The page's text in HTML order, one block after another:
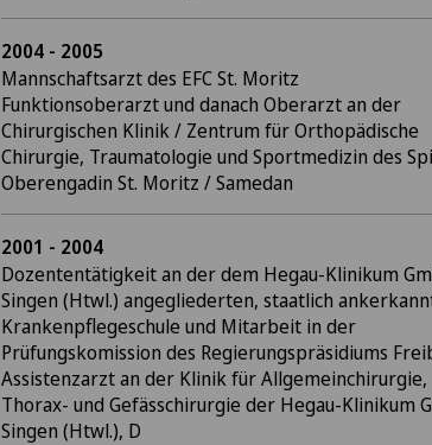
2004 - 2005
Mannschaftsarzt des EFC St. Moritz
Funktionsoberarzt und danach Oberarzt an der
Chirurgischen Klinik / Zentrum für Orthopädische
Chirurgie, Traumatologie und Sportmedizin des
Oberengadin St. Moritz / Samedan
2001 - 2004
Dozententätigkeit an der dem Hegau-Klinikum
Singen (Htwl.) angegliederten, staatlich
Krankenpflegeschule und Mitarbeit in der
Prüfungskomission des Regierungspräsidiums
Assistenzarzt an der Klinik für Allgemeinchirurgie,
Thorax- und Gefässchirurgie der Hegau-Klinikum
Singen (Htwl.), D